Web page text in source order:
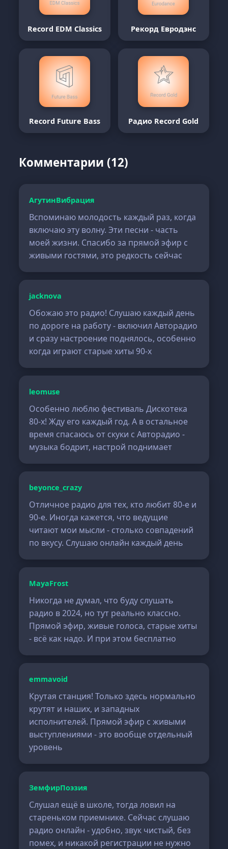
Record EDM Classics Рекорд Евродэнс
Record Future Bass Радио Record Gold
Комментарии (12)
АгутинВибрация
Вспоминаю молодость каждый раз, когда
включаю эту волну. Эти песни - часть
моей жизни. Спасибо за прямой эфир с
живыми гостями, это редкость сейчас
jacknova
Обожаю это радио! Слушаю каждый день
по дороге на работу - включил Авторадио
и сразу настроение поднялось, особенно
когда играют старые хиты 90-х
leomuse
Особенно люблю фестиваль Дискотека
80-х! Жду его каждый год. А в остальное
время спасаюсь от скуки с Авторадио -
музыка бодрит, настрой поднимает
beyonce_crazy
Отличное радио для тех, кто любит 80-е и
90-е. Иногда кажется, что ведущие
читают мои мысли - столько совпадений
по вкусу. Слушаю онлайн каждый день
MayaFrost
Никогда не думал, что буду слушать
радио в 2024, но тут реально классно.
Прямой эфир, живые голоса, старые хиты
- всё как надо. И при этом бесплатно
emmavoid
Крутая станция! Только здесь нормально
крутят и наших, и западных
исполнителей. Прямой эфир с живыми
выступлениями - это вообще отдельный
уровень
ЗемфирПоэзия
Слушал ещё в школе, тогда ловил на
стареньком приемнике. Сейчас слушаю
радио онлайн - удобно, звук чистый, без
помех, и никакой регистрации не нужно